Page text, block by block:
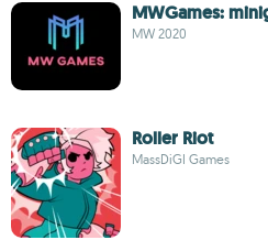
MWGames:
MW 2020
Roller Riot
MassDiGI Games